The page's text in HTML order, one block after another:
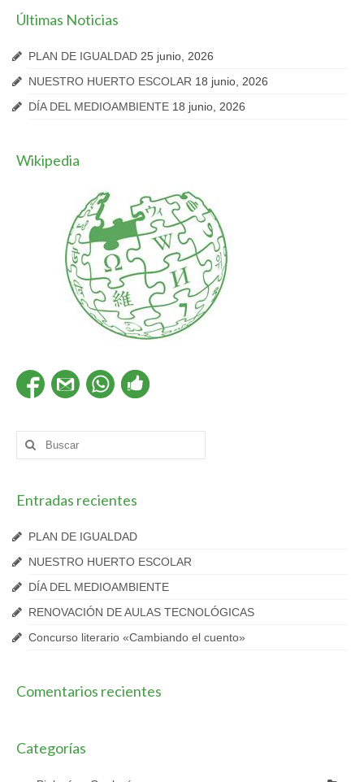
Últimas Noticias
PLAN DE IGUALDAD 25 junio, 2026
NUESTRO HUERTO ESCOLAR 18 junio, 2026
DÍA DEL MEDIOAMBIENTE 18 junio, 2026
Wikipedia
Buscar
por:
Entradas recientes
PLAN DE IGUALDAD
NUESTRO HUERTO ESCOLAR
DÍA DEL MEDIOAMBIENTE
RENOVACIÓN DE AULAS TECNOLÓGICAS
Concurso literario «Cambiando el cuento»
Comentarios recientes
Categorías